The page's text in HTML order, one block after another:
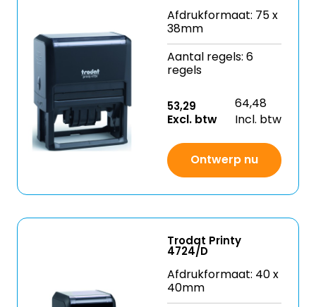
Afdrukformaat: 75 x
38mm
Aantal regels: 6
regels
53,29
Excl. btw
64,48
Incl. btw
Ontwerp nu
Trodat Printy
4724/D
Afdrukformaat: 40 x
40mm